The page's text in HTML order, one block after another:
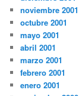
noviembre 2001
octubre 2001
mayo 2001
abril 2001
marzo 2001
febrero 2001
enero 2001